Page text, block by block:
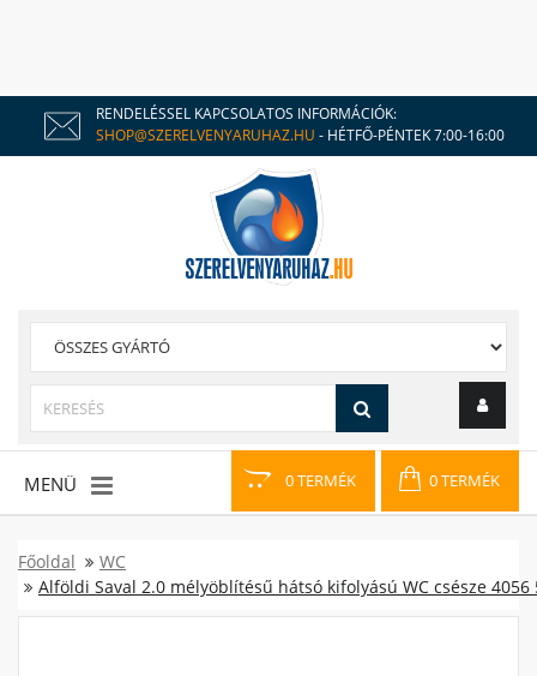
RENDELÉSSEL KAPCSOLATOS INFORMÁCIÓK:
SHOP@SZERELVENYARUHAZ.HU - HÉTFŐ-PÉNTEK 7:00-16:00
0 TERMÉK 0 TERMÉK
MENÜ
Főoldal
WC
Alföldi Saval 2.0 mélyöblítésű hátsó kifolyású WC csésze 4056